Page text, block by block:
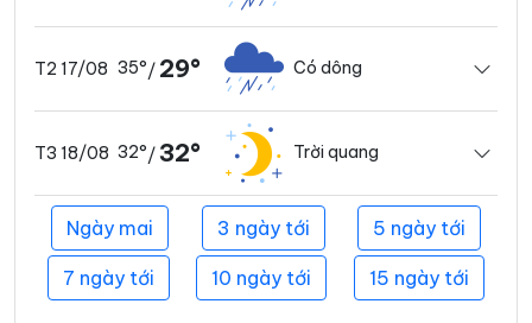
T2 17/08 35°/ 29° Có dông
T3 18/08 32°/32° Trời quang
Ngày mai 3 ngày tới 5 ngày tới
7 ngày tới 10 ngày tới 15 ngày tới